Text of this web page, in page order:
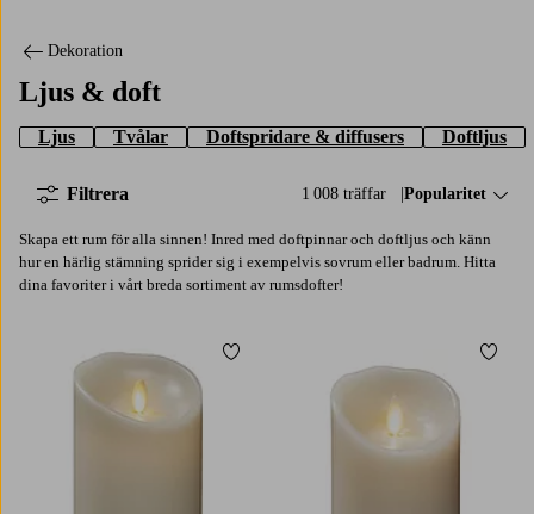
Dekoration
Ljus & doft
Ljus Tvålar Doftspridare & diffusers Doftljus
1 008 träffar Sortera på:
Popularitet
Filtrera
Skapa ett rum för alla sinnen! Inred med doftpinnar och doftljus och känn
hur en härlig stämning sprider sig i exempelvis sovrum eller badrum. Hitta
dina favoriter i vårt breda sortiment av rumsdofter!
Lägg till i favoriter